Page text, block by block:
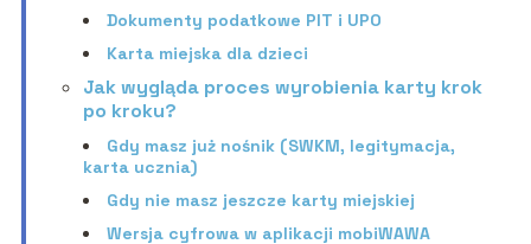
Dokumenty podatkowe PIT i UPO
Karta miejska dla dzieci
Jak wygląda proces wyrobienia karty krok
po kroku?
Gdy masz już nośnik (SWKM, legitymacja,
karta ucznia)
Gdy nie masz jeszcze karty miejskiej
Wersja cyfrowa w aplikacji mobiWAWA